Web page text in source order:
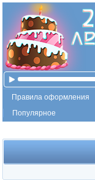
Правила оформления
Популярное